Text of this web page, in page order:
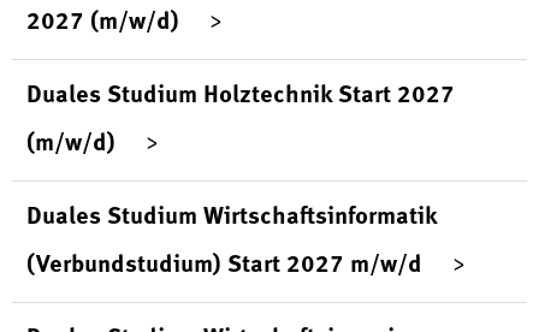
2027 (m/w/d)
Duales Studium Holztechnik Start 2027
(m/w/d)
Duales Studium Wirtschaftsinformatik
(Verbundstudium) Start 2027 m/w/d